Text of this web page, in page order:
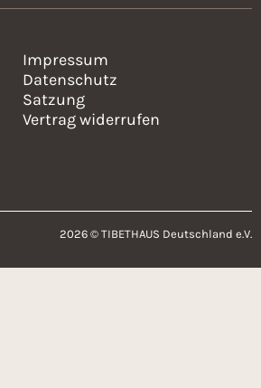
Impressum
Datenschutz
Satzung
Vertrag widerrufen
2026 © TIBETHAUS Deutschland e.V.